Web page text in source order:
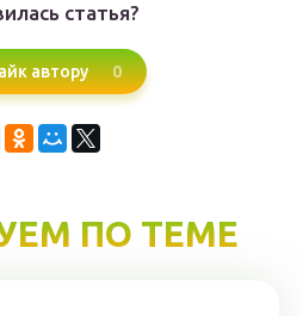
статья?
автору 0
ПО ТЕМЕ